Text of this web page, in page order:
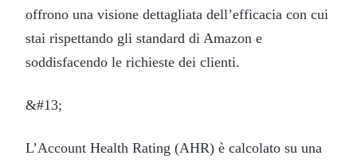
offrono una visione dettagliata dell’efficacia con cui
stai rispettando gli standard di Amazon e
soddisfacendo le richieste dei clienti.
&#13;
L’Account Health Rating (AHR) è calcolato su una